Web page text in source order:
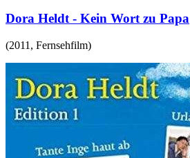
Dora Heldt - Kein Wort zu Papa
(2011 , Fernsehfilm)